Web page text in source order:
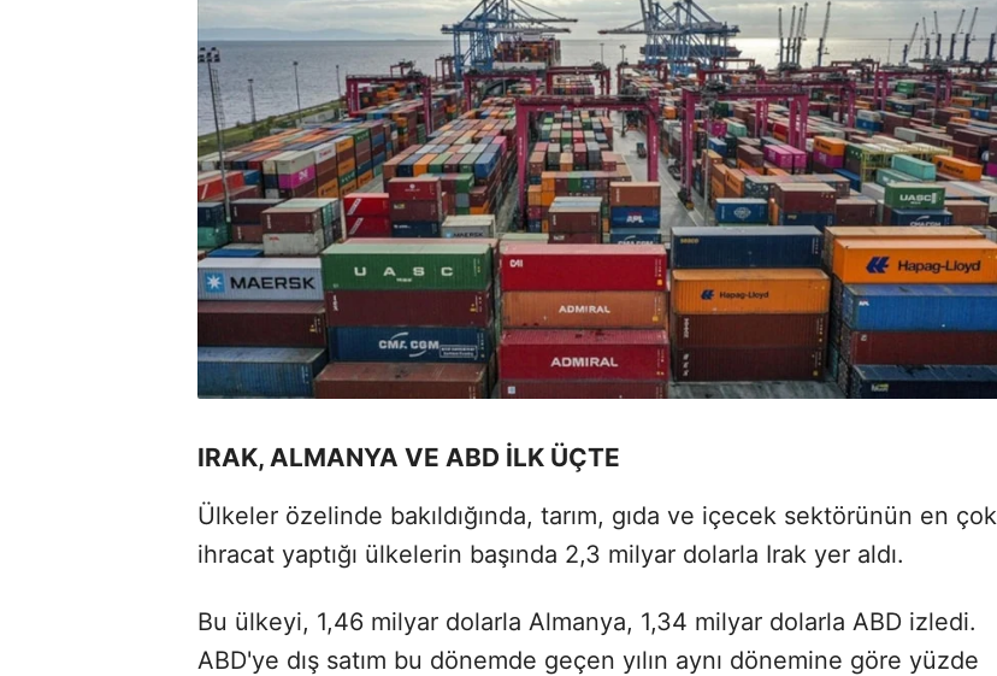
IRAK, ALMANYA VE ABD İLK ÜÇTE
Ülkeler özelinde bakıldığında, tarım, gıda ve içecek sektörünün en çok
ihracat yaptığı ülkelerin başında 2,3 milyar dolarla Irak yer aldı.
Bu ülkeyi, 1,46 milyar dolarla Almanya, 1,34 milyar dolarla ABD izledi.
ABD'ye dış satım bu dönemde geçen yılın aynı dönemine göre yüzde